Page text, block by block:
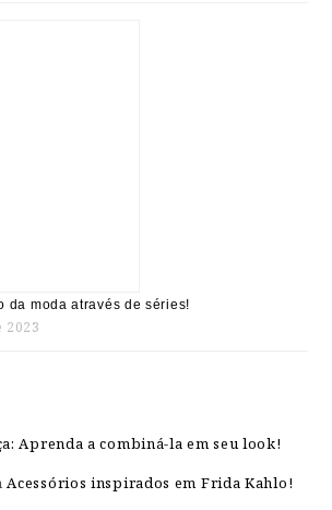
da moda através de séries!
2023
Aprenda a combiná-la em seu look!
Acessórios inspirados em Frida Kahlo!